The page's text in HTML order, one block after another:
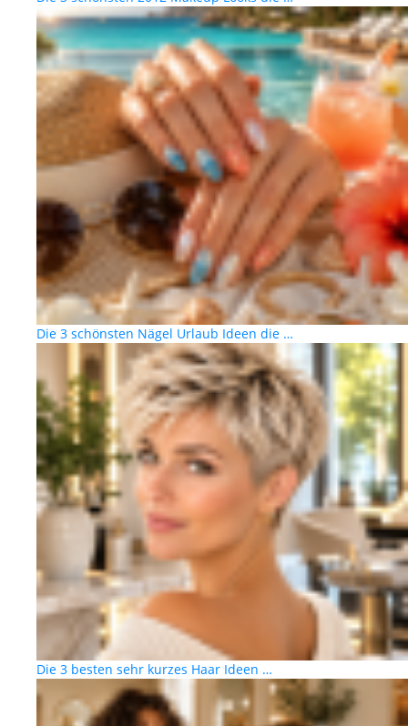
Die 3 schönsten Nägel Urlaub Ideen die …
Die 3 besten sehr kurzes Haar Ideen …